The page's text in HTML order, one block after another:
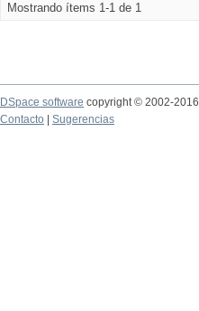
Mostrando ítems 1-1 de 1
DSpace software copyright © 2002-2016
Contacto
Sugerencias